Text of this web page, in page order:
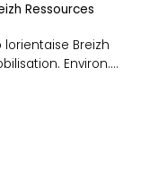
Ressources
Breizh
Environ....